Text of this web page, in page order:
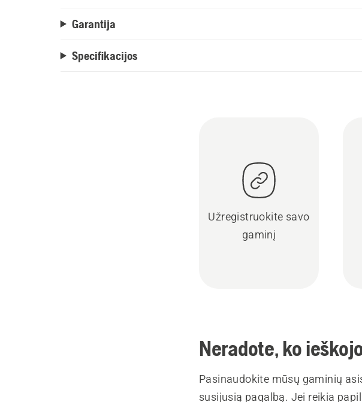
Garantija
Specifikacijos
Užregistruokite savo
gaminį
Neradote, ko
Pasinaudokite mūsų gaminių
susijusią pagalbą. Jei reikia